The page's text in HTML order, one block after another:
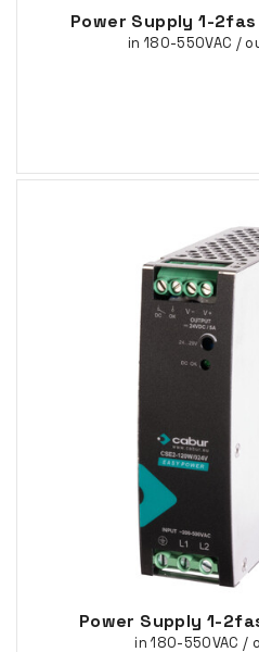
Power Supply 1-
in 180-550VAC /
Power Supply 1-
in 180-550VAC /